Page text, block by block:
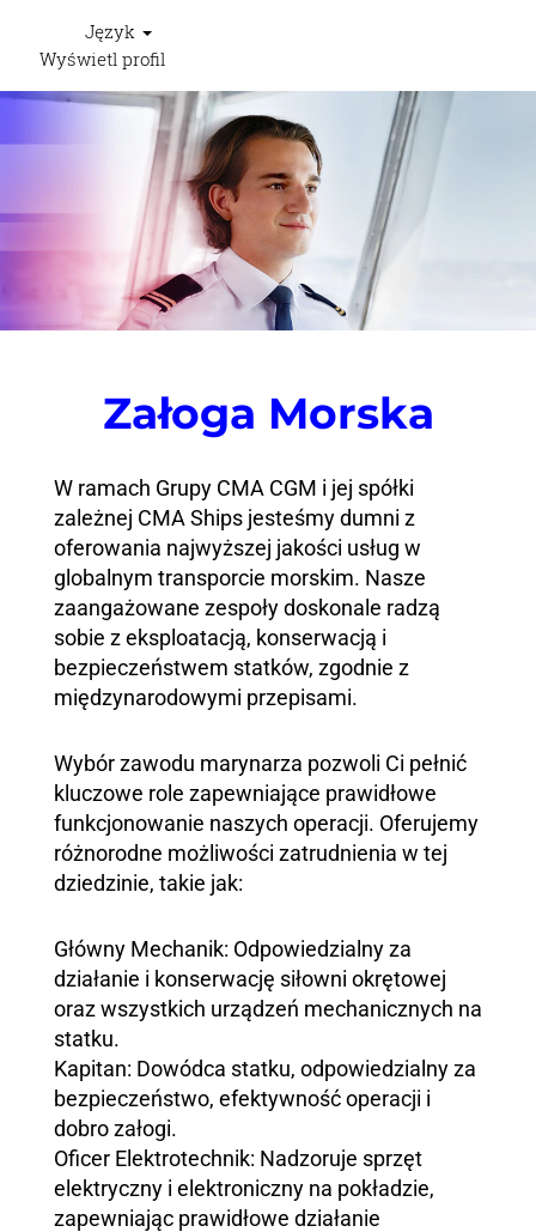
Język
Wyświetl profil
Seafarers
reshape
Załoga Morska
W ramach Grupy CMA CGM i jej spółki
zależnej CMA Ships jesteśmy dumni z
oferowania najwyższej jakości usług w
globalnym transporcie morskim. Nasze
zaangażowane zespoły doskonale radzą
sobie z eksploatacją, konserwacją i
bezpieczeństwem statków, zgodnie z
międzynarodowymi przepisami.
Wybór zawodu marynarza pozwoli Ci pełnić
kluczowe role zapewniające prawidłowe
funkcjonowanie naszych operacji. Oferujemy
różnorodne możliwości zatrudnienia w tej
dziedzinie, takie jak:
Główny Mechanik: Odpowiedzialny za
działanie i konserwację siłowni okrętowej
oraz wszystkich urządzeń mechanicznych na
statku.
Kapitan: Dowódca statku, odpowiedzialny za
bezpieczeństwo, efektywność operacji i
dobro załogi.
Oficer Elektrotechnik: Nadzoruje sprzęt
elektryczny i elektroniczny na pokładzie,
zapewniając prawidłowe działanie